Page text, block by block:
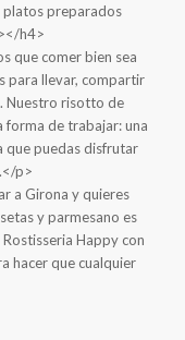
platos preparados
h4>
que comer bien sea
​​para llevar, compartir
Nuestro risotto de
forma de trabajar: una
que puedas disfrutar
p>
a Girona y quieres
y parmesano es
Happy con
hacer que cualquier